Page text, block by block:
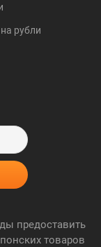
рубли
предоставить
товаров